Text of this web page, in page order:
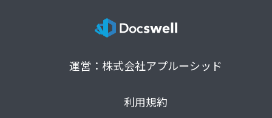
運営：株式会社アプルーシッド
利用規約